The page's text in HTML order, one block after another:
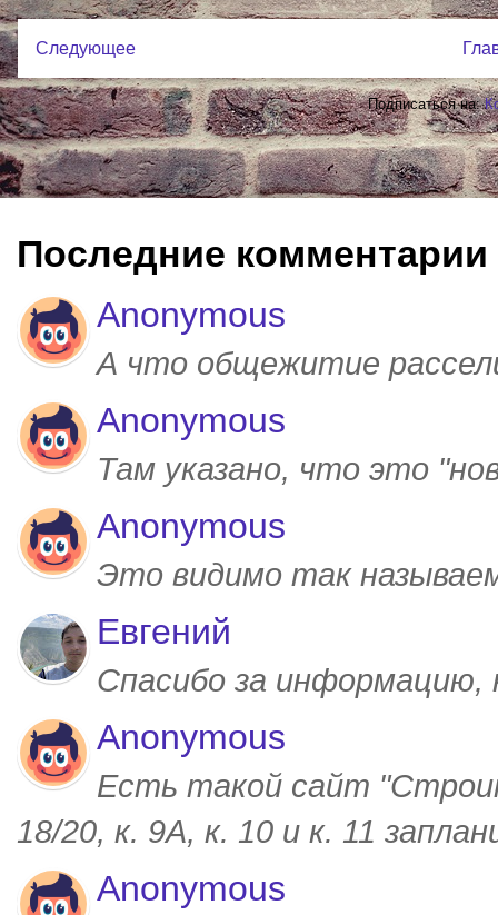
Следующее
Подписаться на:
Последние комментарии
Anonymous
А что общежитие
Anonymous
Там указано, что это
Anonymous
Это видимо так
Евгений
Спасибо за
Anonymous
Есть такой сайт
18/20, к. 9А, к. 10 и к. 11
Anonymous